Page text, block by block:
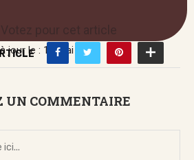
jour le : 19 mai 2026
Votez pour cet article
UN COMMENTAIRE